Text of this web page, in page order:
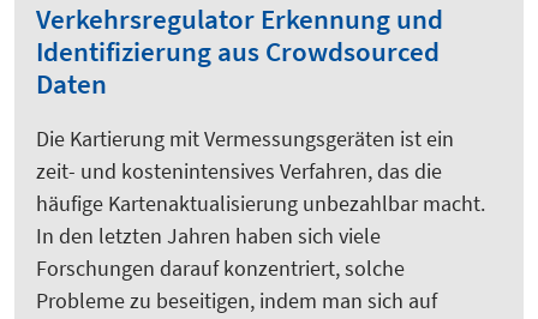
Verkehrsregulator Erkennung und
Identifizierung aus Crowdsourced
Daten
Die Kartierung mit Vermessungsgeräten ist ein
zeit- und kostenintensives Verfahren, das die
häufige Kartenaktualisierung unbezahlbar macht.
In den letzten Jahren haben sich viele
Forschungen darauf konzentriert, solche
Probleme zu beseitigen, indem man sich auf